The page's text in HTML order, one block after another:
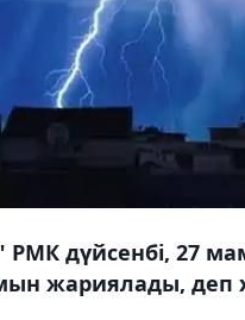
РМК дүйсенбі, 27
жариялады, деп